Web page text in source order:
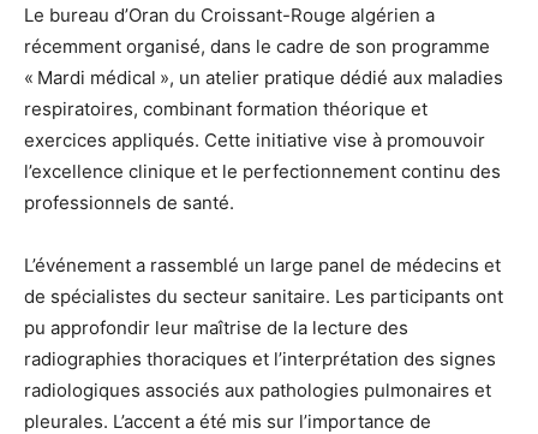
Le bureau d’Oran du Croissant-Rouge algérien a
récemment organisé, dans le cadre de son programme
« Mardi médical », un atelier pratique dédié aux maladies
respiratoires, combinant formation théorique et
exercices appliqués. Cette initiative vise à promouvoir
l’excellence clinique et le perfectionnement continu des
professionnels de santé.
L’événement a rassemblé un large panel de médecins et
de spécialistes du secteur sanitaire. Les participants ont
pu approfondir leur maîtrise de la lecture des
radiographies thoraciques et l’interprétation des signes
radiologiques associés aux pathologies pulmonaires et
pleurales. L’accent a été mis sur l’importance de